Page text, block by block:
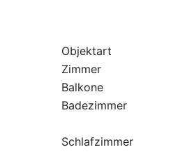
Objektart
Zimmer
Balkone
Badezimmer
Schlafzimmer